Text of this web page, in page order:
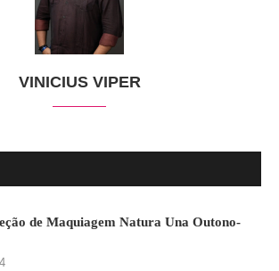
VINICIUS VIPER
de Maquiagem Natura Una Outono-